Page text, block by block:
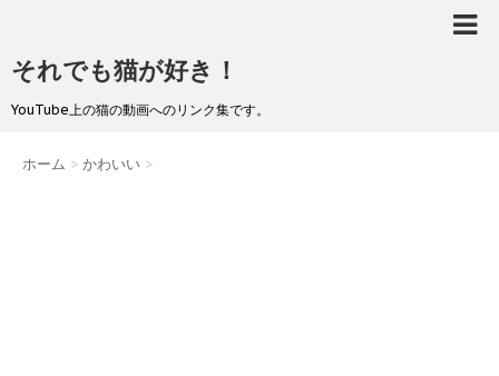
それでも猫が好き！
YouTube上の猫の動画へのリンク集です。
ホーム > かわいい >